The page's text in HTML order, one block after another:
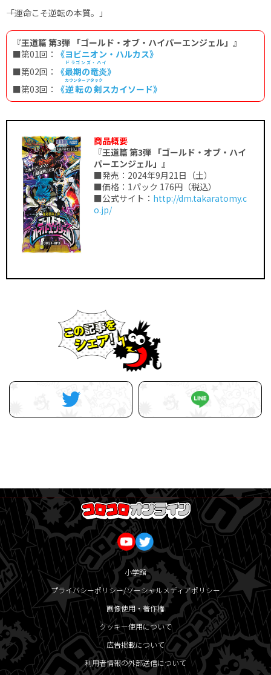
――「運命こそ逆転の本質。」
『王道篇 第3弾 「ゴールド・オブ・ハイパーエンジェル」』
■第01回：
《ヨビニオン・ハルカス》
■第02回：
《最期の竜炎
ドラゴンズ・ハイ
》
■第03回：
《逆転の剣
カウンターアタック
スカイソード》
商品概要
『王道篇 第3弾 「ゴールド・オブ・ハイ
パーエンジェル」』
■発売：2024年9月21日（土）
■価格：1パック 176円（税込）
■公式サイト： http://dm.takaratomy.c
o.jp/
小学館
プライバシーポリシー/ソーシャルメディアポリシー
画像使用・著作権
クッキー使用について
広告掲載について
利用者情報の外部送信について